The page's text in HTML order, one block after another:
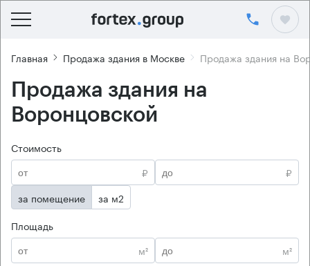
Главная Продажа здания в Москве Продажа здания на
Продажа здания на
Воронцовской
Стоимость
₽
₽
за помещение
за м2
Площадь
м²
м²